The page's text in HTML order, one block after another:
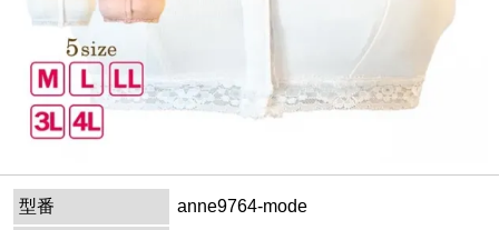
型番
anne9764-mode